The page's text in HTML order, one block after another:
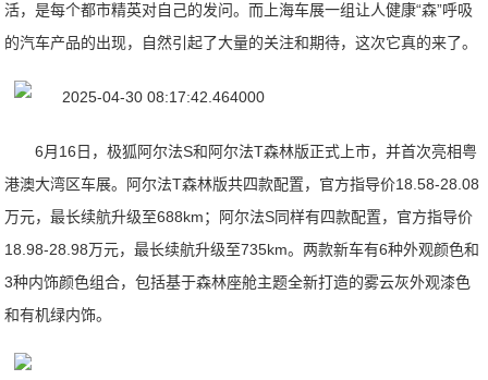
活，是每个都市精英对自己的发问。而上海车展一组让人健康“森”呼吸
的汽车产品的出现，自然引起了大量的关注和期待，这次它真的来了。
6月16日，极狐阿尔法S和阿尔法T森林版正式上市，并首次亮相粤
港澳大湾区车展。阿尔法T森林版共四款配置，官方指导价18.58-28.08
万元，最长续航升级至688km；阿尔法S同样有四款配置，官方指导价
18.98-28.98万元，最长续航升级至735km。两款新车有6种外观颜色和
3种内饰颜色组合，包括基于森林座舱主题全新打造的雾云灰外观漆色
和有机绿内饰。